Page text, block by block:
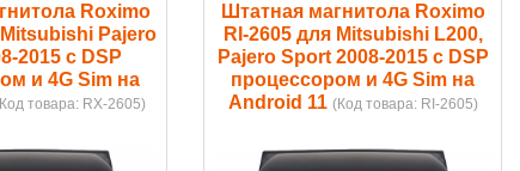
Roximo
Pajero
2015 c DSP
и 4G Sim на
товара: RX-2605)
Штатная магнитола Roximo
RI-2605 для Mitsubishi L200,
Pajero Sport 2008-2015 c DSP
процессором и 4G Sim на
Android 11 (Код товара: RI-2605)